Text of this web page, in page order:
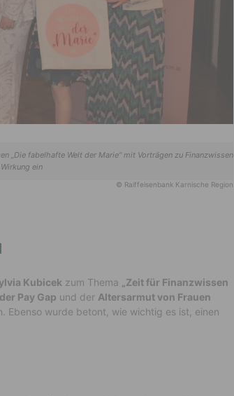
„Die fabelhafte Welt der Marie“ mit Vorträgen zu Finanzwissen
ein
© Raiffeisenbank Karnische Region
Kubicek zum Thema
„Zeit für Finanzwissen
Pay Gap und der Altersarmut von Frauen
Ebenso wurde betont, wie wichtig es ist, einen